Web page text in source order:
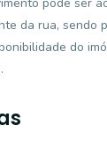
da rua, sendo
do